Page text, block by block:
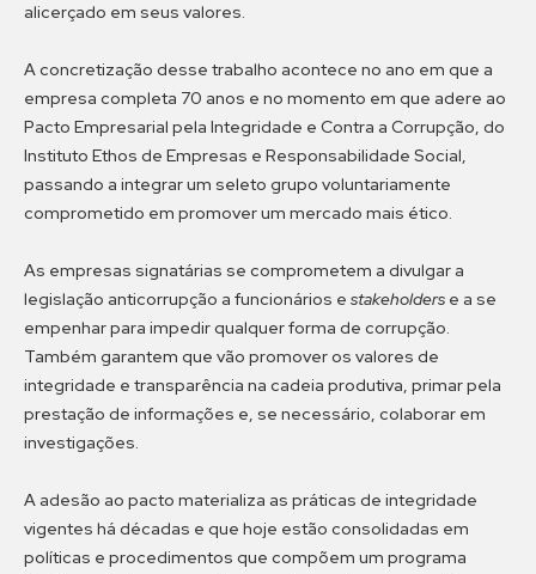
alicerçado em seus valores.
A concretização desse trabalho acontece no ano em que a
empresa completa 70 anos e no momento em que adere ao
Pacto Empresarial pela Integridade e Contra a Corrupção, do
Instituto Ethos de Empresas e Responsabilidade Social,
passando a integrar um seleto grupo voluntariamente
comprometido em promover um mercado mais ético.
As empresas signatárias se comprometem a divulgar a
legislação anticorrupção a funcionários e stakeholders e a se
empenhar para impedir qualquer forma de corrupção.
Também garantem que vão promover os valores de
integridade e transparência na cadeia produtiva, primar pela
prestação de informações e, se necessário, colaborar em
investigações.
A adesão ao pacto materializa as práticas de integridade
vigentes há décadas e que hoje estão consolidadas em
políticas e procedimentos que compõem um programa